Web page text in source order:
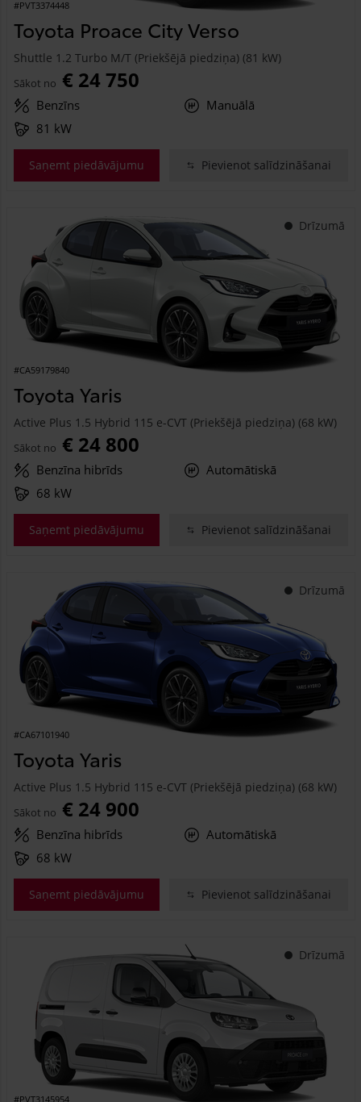
#PVT3374448
Toyota Proace City Verso
Shuttle 1.2 Turbo M/T (Priekšējā piedziņa) (81 kW)
Sākot no € 24 750
Benzīns
Manuālā
81 kW
Saņemt piedāvājumu Pievienot salīdzināšanai
Drīzumā
#CA59179840
Toyota Yaris
Active Plus 1.5 Hybrid 115 e-CVT (Priekšējā piedziņa) (68 kW)
Sākot no € 24 800
Benzīna hibrīds
Automātiskā
68 kW
Saņemt piedāvājumu Pievienot salīdzināšanai
Drīzumā
#CA67101940
Toyota Yaris
Active Plus 1.5 Hybrid 115 e-CVT (Priekšējā piedziņa) (68 kW)
Sākot no € 24 900
Benzīna hibrīds
Automātiskā
68 kW
Saņemt piedāvājumu Pievienot salīdzināšanai
Drīzumā
#PVT3145954